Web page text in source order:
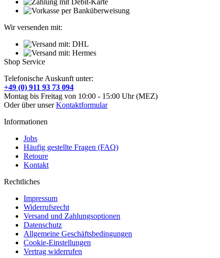
Wir versenden mit:
Shop Service
Telefonische Auskunft unter:
+49 (0) 911 93 73 094
Montag bis Freitag von 10:00 - 15:00 Uhr (MEZ)
Oder über unserKontaktformular
Informationen
Jobs
Häufig gestellte Fragen (FAQ)
Retoure
Kontakt
Rechtliches
Impressum
Widerrufsrecht
Versand und Zahlungsoptionen
Datenschutz
Allgemeine Geschäftsbedingungen
Cookie-Einstellungen
Vertrag widerrufen